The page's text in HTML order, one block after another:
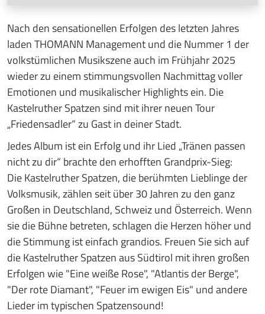
Nach den sensationellen Erfolgen des letzten Jahres
laden THOMANN Management und die Nummer 1 der
volkstümlichen Musikszene auch im Frühjahr 2025
wieder zu einem stimmungsvollen Nachmittag voller
Emotionen und musikalischer Highlights ein. Die
Kastelruther Spatzen sind mit ihrer neuen Tour
„Friedensadler“ zu Gast in deiner Stadt.
Jedes Album ist ein Erfolg und ihr Lied „Tränen passen
nicht zu dir“ brachte den erhofften Grandprix-Sieg:
Die Kastelruther Spatzen, die berühmten Lieblinge der
Volksmusik, zählen seit über 30 Jahren zu den ganz
Großen in Deutschland, Schweiz und Österreich. Wenn
sie die Bühne betreten, schlagen die Herzen höher und
die Stimmung ist einfach grandios. Freuen Sie sich auf
die Kastelruther Spatzen aus Südtirol mit ihren großen
Erfolgen wie "Eine weiße Rose", "Atlantis der Berge",
"Der rote Diamant", "Feuer im ewigen Eis" und andere
Lieder im typischen Spatzensound!